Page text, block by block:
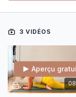
3 VIDÉOS
Aperçu